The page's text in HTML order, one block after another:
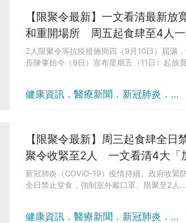
健康資訊．醫療新聞．新冠肺炎．疫情消息
【限聚令最新】一文看清最新放
和重開場所 周五起食肆至4人一
令至4人
2人限聚令等抗疫措施周四（9月10日）屆滿
長陳肇始今（8日）宣布星期五（11日）起放
健康資訊．醫療新聞．新冠肺炎．疫情消息
【限聚令最新】周三起食肆全日
聚令收緊至2人 一文看清4大「
疫措施、豁免範圍
新冠肺炎（COVID-19）疫情持續。政府收緊
全日禁止堂食，強制室外戴口罩、限聚至2人...